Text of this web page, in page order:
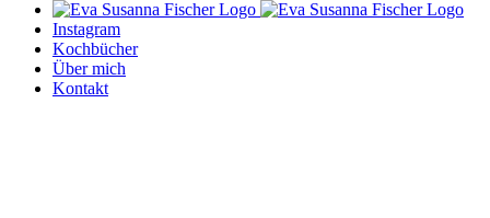
Instagram
Kochbücher
Über mich
Kontakt